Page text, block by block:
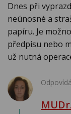
Dnes při
neúnosné a
papíru. Je
předpisu nebo
už nutná